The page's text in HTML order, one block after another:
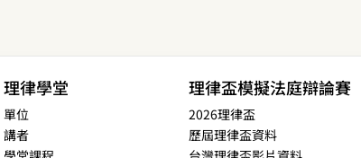
理律學堂
單位
講者
理律盃模擬法庭辯論賽
2026理律盃
歷屆理律盃資料